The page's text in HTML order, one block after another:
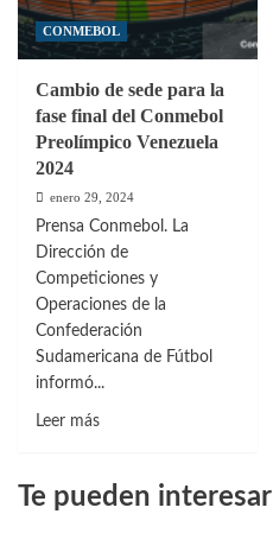
CONMEBOL
Cambio de sede para la
fase final del Conmebol
Preolímpico Venezuela
2024
enero 29, 2024
Prensa Conmebol. La
Dirección de
Competiciones y
Operaciones de la
Confederación
Sudamericana de Fútbol
informó...
Leer másLeer
Cambio
Te pueden interesar